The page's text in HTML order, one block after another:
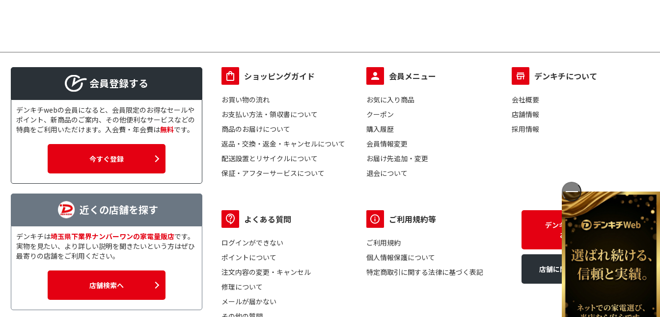
会員登録する
デンキチwebの会員になると、会員限定のお得なセールや
ポイント、新商品のご案内、その他便利なサービスなどの
特典をご利用いただけます。入会費・年会費は無料です。
今すぐ登録
近くの店舗を探す
デンキチは埼玉県下業界ナンバーワンの家電量販店です。
実物を見たい、より詳しい説明を聞きたいという方はぜひ
最寄りの店舗をご利用ください。
店舗検索へ
ショッピングガイド
お買い物の流れ
お支払い方法・領収書について
商品のお届けについて
返品・交換・返金・キャンセルについて
配送設置とリサイクルについて
保証・アフターサービスについて
会員メニュー
お気に入り商品
クーポン
購入履歴
会員情報変更
お届け先追加・変更
退会について
デンキチについて
会社概要
店舗情報
採用情報
よくある質問
ログインができない
ポイントについて
注文内容の変更・キャンセル
修理について
メールが届かない
ご利用規約等
ご利用規約
個人情報保護について
特定商取引に関する法律に基づく表記
デンキチWEBに関する
お問い合わせ
店舗に関するお問い合わせ